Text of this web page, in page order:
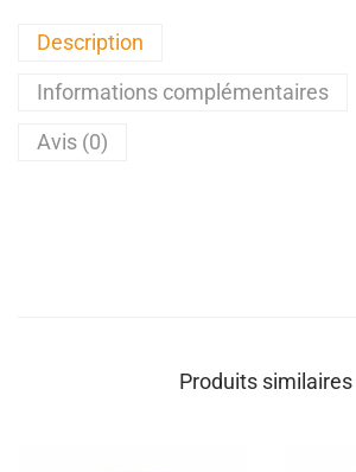
Description
Informations complémentaires
Avis (0)
Produits similaires